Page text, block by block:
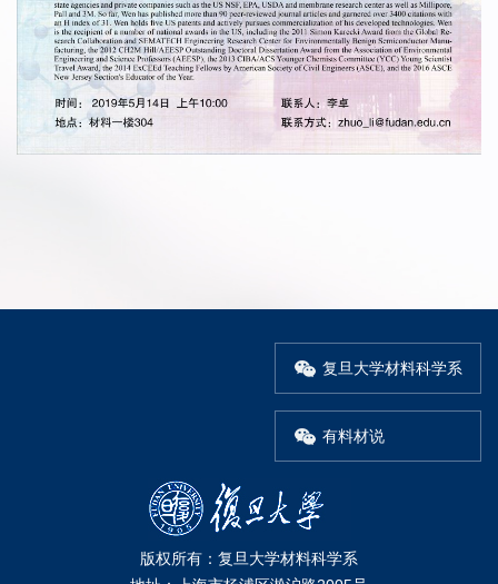
复旦大学材料科学系
有料材说
版权所有：复旦大学材料科学系